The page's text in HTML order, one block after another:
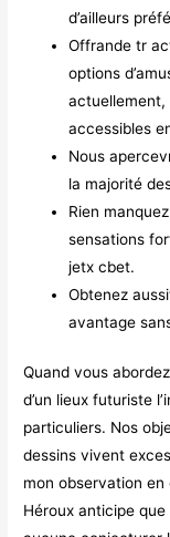
d’ailleurs
Offrande tr
options
actuellement,
accessibles
Nous
la majorité
Rien
sensations
jetx cbet.
Obtenez
avantage
Quand vous
d’un lieux futuriste
particuliers. Nos
dessins vivent
mon observation
Héroux anticipe